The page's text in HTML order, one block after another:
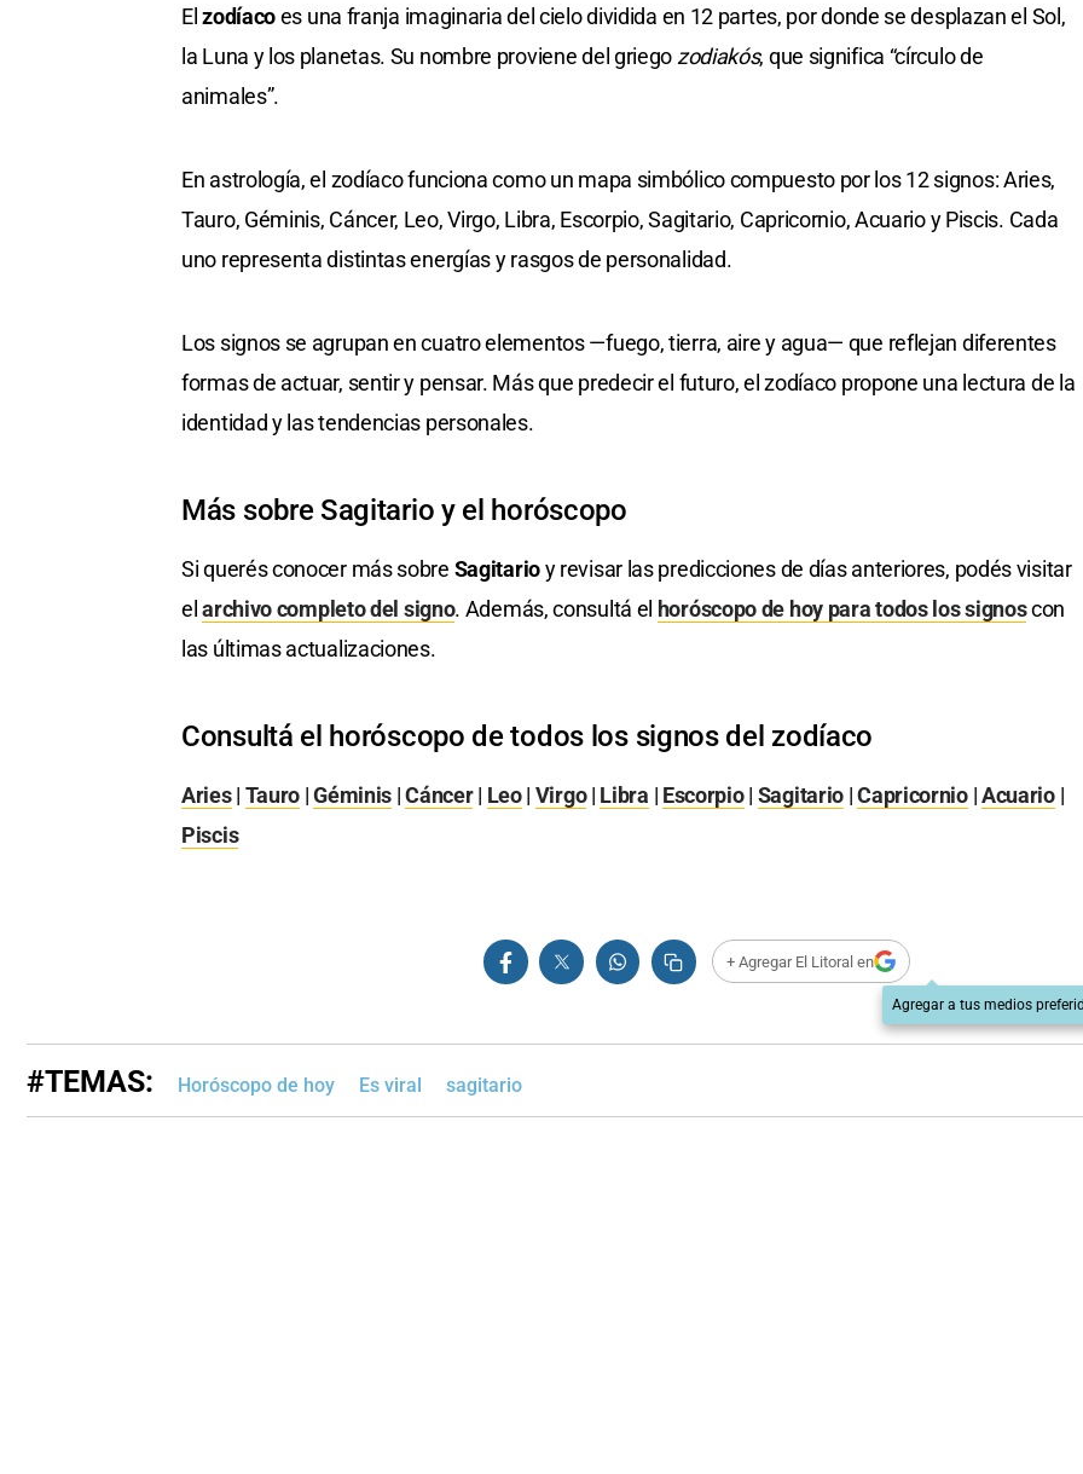
Elzodíacoes una franja imaginaria del cielo dividida en 12 partes, por donde se desplazan el Sol,
la Luna y los planetas. Su nombre proviene del griegozodiakós, que significa “círculo de
animales”.
En astrología, el zodíaco funciona como un mapa simbólico compuesto por los 12 signos: Aries,
Tauro, Géminis, Cáncer, Leo, Virgo, Libra, Escorpio, Sagitario, Capricornio, Acuario y Piscis. Cada
uno representa distintas energías y rasgos de personalidad.
Los signos se agrupan en cuatro elementos —fuego, tierra, aire y agua— que reflejan diferentes
formas de actuar, sentir y pensar. Más que predecir el futuro, el zodíaco propone una lectura de la
identidad y las tendencias personales.
Más sobre Sagitario y el horóscopo
Si querés conocer más sobre Sagitarioy revisar las predicciones de días anteriores, podés visitar
elarchivo completo del signo. Además, consultá el horóscopo de hoy para todos los signoscon
las últimas actualizaciones.
Consultá el horóscopo de todos los signos del zodíaco
Aries| Tauro |Géminis |Cáncer| Leo| Virgo| Libra | Escorpio| Sagitario |Capricornio|Acuario|
Piscis
+ Agregar El Litoral en
Agregar a tus medios
#TEMAS: Horóscopo de hoy Es viral sagitario